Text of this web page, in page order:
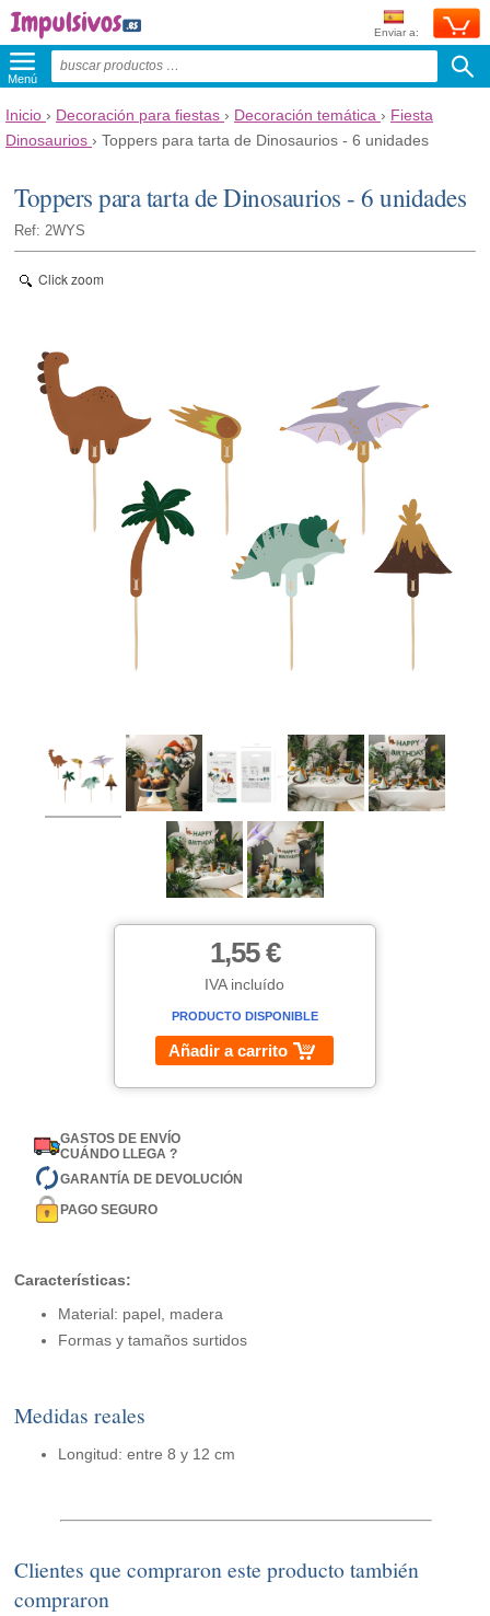
Enviar a:
Menú
Inicio › Decoración para fiestas › Decoración temática › Fiesta
Dinosaurios › Toppers para tarta de Dinosaurios - 6 unidades
Toppers para tarta de Dinosaurios - 6 unidades
Ref: 2WYS
Click zoom
1,55 €
IVA incluído
PRODUCTO DISPONIBLE
Añadir a carrito
GASTOS DE ENVÍO
CUÁNDO LLEGA ?
GARANTÍA DE DEVOLUCIÓN
PAGO SEGURO
Características:
Material: papel, madera
Formas y tamaños surtidos
Medidas reales
Longitud: entre 8 y 12 cm
Clientes que compraron este producto también
compraron